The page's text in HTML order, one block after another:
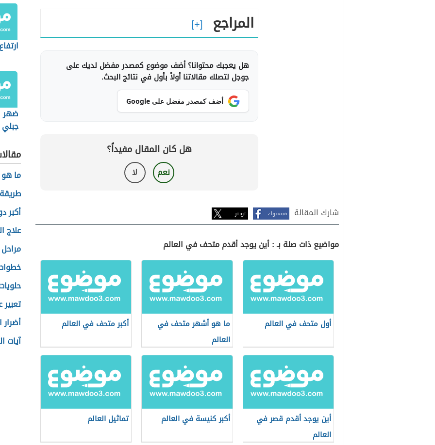
المراجع
هل يعجبك محتوانا؟ أضف موضوع كمصدر مفضل لديك على
جوجل لتصلك مقالاتنا أولاً بأول في نتائج البحث.
أضف كمصدر مفضل على Google
هل كان المقال مفيداً؟
نعم لا
شارك المقالة فيسبوك تويتر
مواضيع ذات صلة بـ : أين يوجد أقدم متحف في العالم
أول متحف في العالم
ما هو أشهر متحف في
العالم
أكبر متحف في العالم
أين يوجد أقدم قصر في
العالم
أكبر كنيسة في العالم تماثيل العالم
ضهر
ما
أكبر
علاج
مراحل
آيات